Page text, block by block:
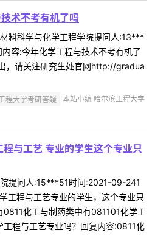
术不考有机了吗
料科学与化学工程学院提问人:13***
容:今年化学工程与技术不考有机了
，请关注研究生处官网http://gradua
程大学考研答疑
本站小编 哈尔滨工程大学
与工艺 专业的学生这个专业只
提问人:15***51时间:2021-09-241
工程与工艺专业的学生，这个专业只
化工与制药类中有081101化学工
程与工艺专业吗？回复内容:0811化